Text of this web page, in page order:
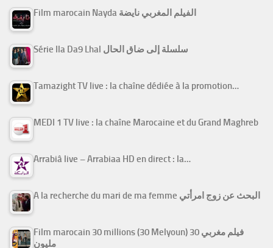
Film marocain Nayda الفيلم المغربي نايضة
Série Ila Da9 Lhal سلسلة إلى ضاق الحال
Tamazight TV live : la chaîne dédiée à la promotion…
MEDI 1 TV live : la chaîne Marocaine et du Grand Maghreb
Arrabiâ live – Arrabiaa HD en direct : la…
A la recherche du mari de ma femme البحث عن زوج امرأتي
Film marocain 30 millions (30 Melyoun) فيلم مغربي 30
مليون